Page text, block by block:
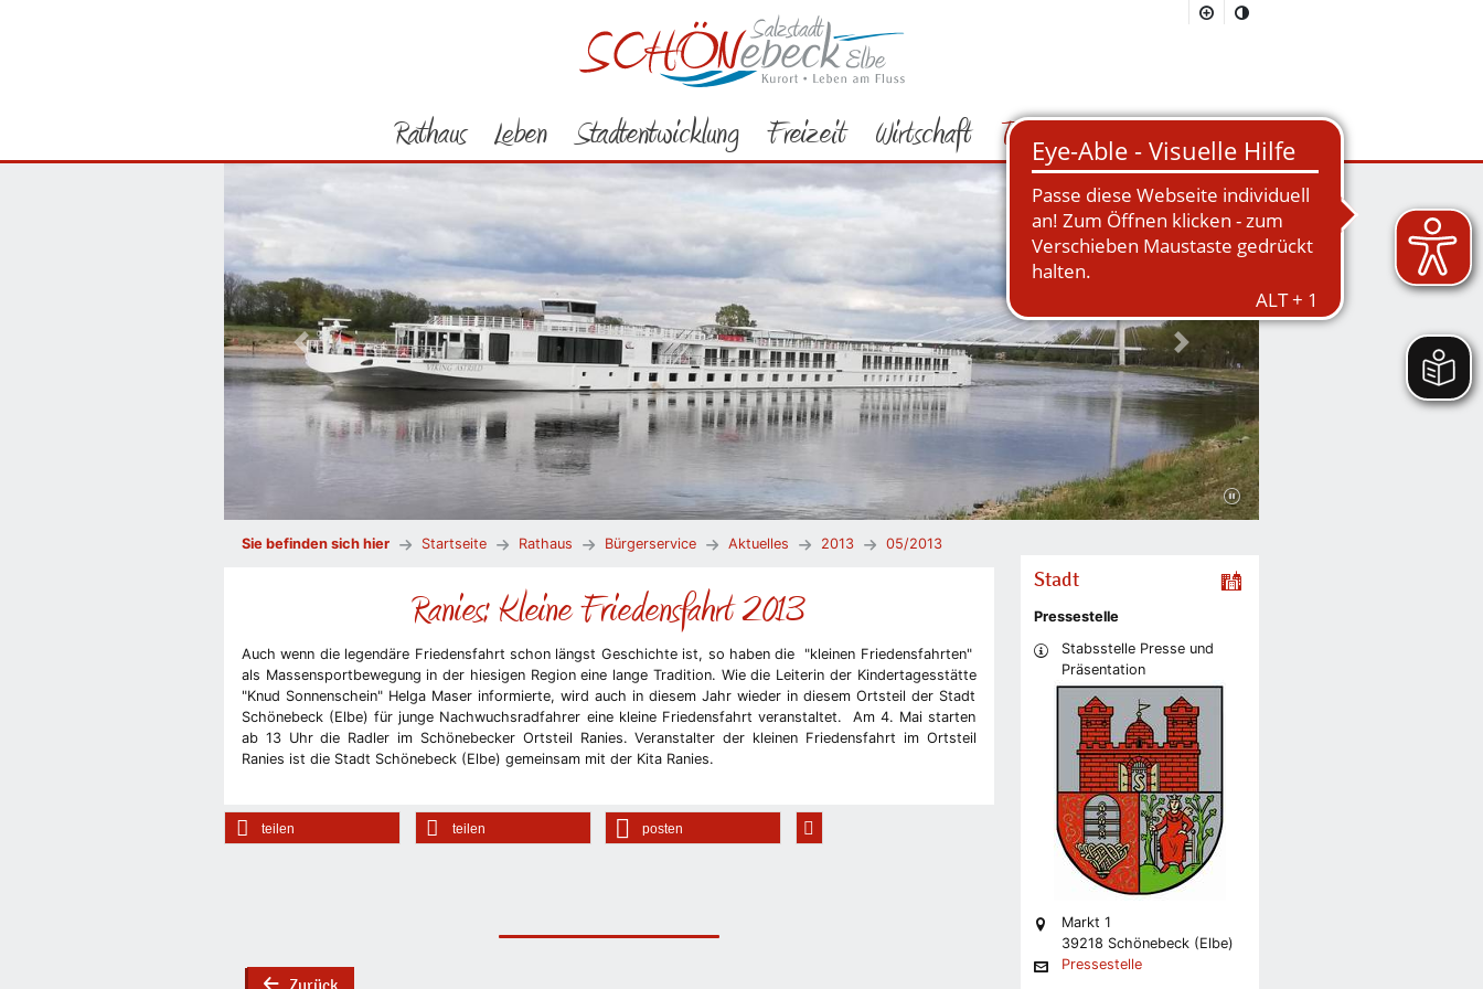
Rathaus Leben Stadtentwicklung Freizeit Wirtschaft Tourismus Suchmaske öffnen/schließen
Vorheriges Bild Nächstes Bild
Sie befinden sich hier Startseite Rathaus Bürgerservice Aktuelles 2013 05/2013
Ranies: Kleine Friedensfahrt 2013
Auch wenn die legendäre Friedensfahrt schon längst Geschichte ist, so haben die "kleinen Friedensfahrten"
als Massensportbewegung in der hiesigen Region eine lange Tradition. Wie die Leiterin der Kindertagesstätte
"Knud Sonnenschein" Helga Maser informierte, wird auch in diesem Jahr wieder in diesem Ortsteil der Stadt
Schönebeck (Elbe) für junge Nachwuchsradfahrer eine kleine Friedensfahrt veranstaltet. Am 4. Mai starten
ab 13 Uhr die Radler im Schönebecker Ortsteil Ranies. Veranstalter der kleinen Friedensfahrt im Ortsteil
Ranies ist die Stadt Schönebeck (Elbe) gemeinsam mit der Kita Ranies.
teilen teilen posten
Stadt
Pressestelle
Stabsstelle Presse und
Präsentation
Markt 1
39218 Schönebeck (Elbe)
Pressestelle